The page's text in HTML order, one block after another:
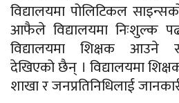
विद्यालयमा पोलिटिकल
आफैले विद्यालयमा निःशुल्क
विद्यालयमा शिक्षक आउने
देखिएको छैन् । विद्यालयमा
शाखा र जनप्रतिनिधिलाई